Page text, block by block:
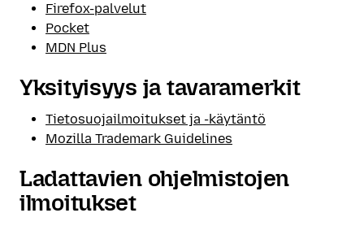
Firefox-palvelut
Pocket
MDN Plus
Yksityisyys ja tavaramerkit
Tietosuojailmoitukset ja -käytäntö
Mozilla Trademark Guidelines
Ladattavien ohjelmistojen
ilmoitukset